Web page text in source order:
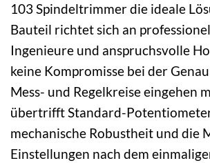
103 Spindeltrimmer die ideale
Bauteil richtet sich an
Ingenieure und anspruchsvolle
keine Kompromisse bei der
Mess- und Regelkreise eingehen
übertrifft Standard-
mechanische Robustheit und die
Einstellungen nach dem